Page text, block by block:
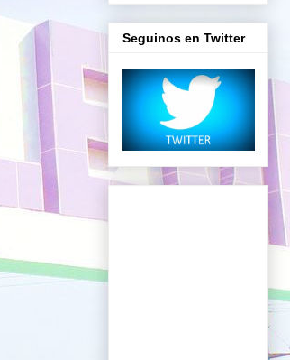
Seguinos en Twitter